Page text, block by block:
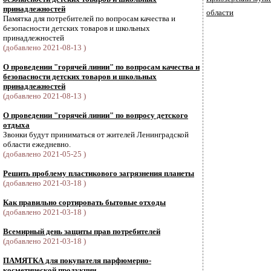
принадлежностей
Памятка для потребителей по вопросам качества и
безопасности детских товаров и школьных
принадлежностей
(добавлено 2021-08-13 )
О проведении "горячей линии" по вопросам качества и
безопасности детских товаров и школьных
принадлежностей
(добавлено 2021-08-13 )
О проведении "горячей линии" по вопросу детского
отдыха
Звонки будут приниматься от жителей Ленинградской
области ежедневно.
(добавлено 2021-05-25 )
Решить проблему пластикового загрязнения планеты
(добавлено 2021-03-18 )
Как правильно сортировать бытовые отходы
(добавлено 2021-03-18 )
Всемирный день защиты прав потребителей
(добавлено 2021-03-18 )
ПАМЯТКА для покупателя парфюмерно-
области